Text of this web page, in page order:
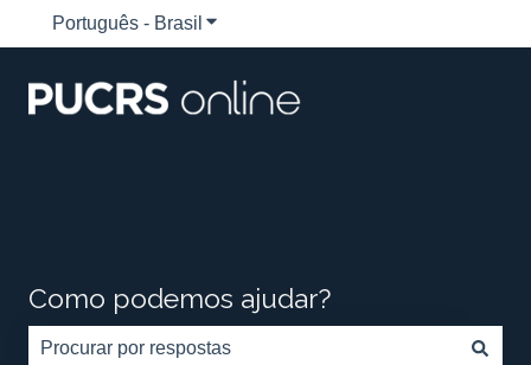
Português - Brasil Mostrar submenu para traduções
Como podemos ajudar?